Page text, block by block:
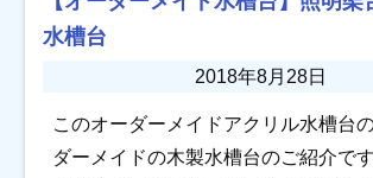
水槽台
2018年8月28日
このオーダーメイドアクリル水槽台
ダーメイドの木製水槽台のご紹介で